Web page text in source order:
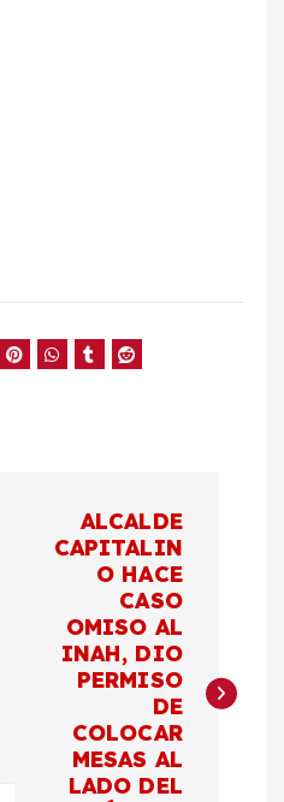
ALCALDE
CAPITALIN
O HACE
CASO
OMISO AL
INAH, DIO
PERMISO
DE
COLOCAR
MESAS AL
LADO DEL